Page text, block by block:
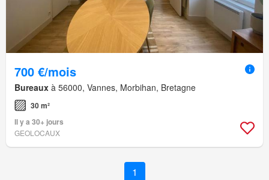
700 €/mois
Bureaux à 56000, Vannes, Morbihan, Bretagne
30 m²
Il y a 30+ jours
GEOLOCAUX
1